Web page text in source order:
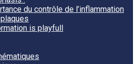
du contrôle de l’inflammation
is playfull